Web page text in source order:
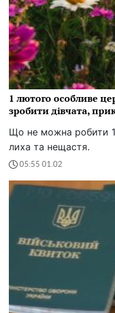
1 лютого особливе
зробити дівчата,
Що не можна робити
лиха та нещастя.
05:55 01.02